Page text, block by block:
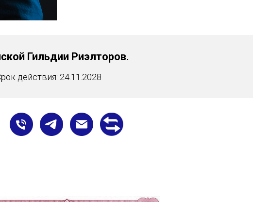
Гильдии Риэлторов.
действия: 24.11.2028